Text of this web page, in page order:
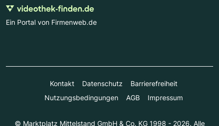
Ein Portal von Firmenweb.de
Kontakt Datenschutz
Barrierefreiheit
Nutzungsbedingungen
AGB Impressum
© Marktplatz Mittelstand GmbH & Co. KG 1998 - 2026. Alle